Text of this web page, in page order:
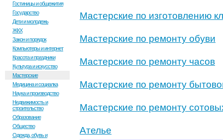
Гостиницы и общежития
Государство
Дети и молодежь
ЖКХ
Закон и порядок
Компьютеры и интернет
Красота и праздники
Культура и искусство
Мастерские
Медицина и социалка
Наука и производство
Недвижимость и
строительство
Образование
Общество
Одежда, обувь и
Мастерские по изготовлению
Мастерские по ремонту обуви
Мастерские по ремонту часов
Мастерские по ремонту
Мастерские по ремонту
Ателье